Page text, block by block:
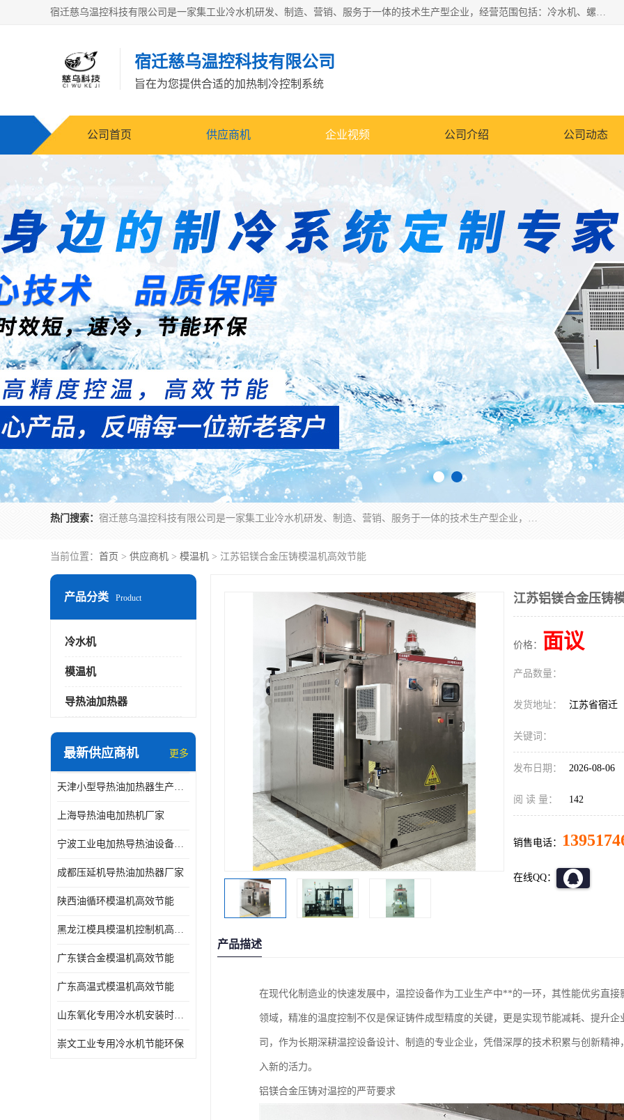
宿迁慈乌温控科技有限公司是一家集工业冷水机研发、制造、营销、服务于一体的技术生产型企业，经营范围包括：冷水机、螺杆式冷水机组、工业冷水机、水冷式冷水机、风冷式冷水机组、风冷螺杆式冷冻机组、冷冻机、注塑专用冷水机、混泥土专用冷水机、低温防爆冷水机组等。专业温控设备供应商 模温机/冷水机/导热油炉定制服务等
宿迁慈乌温控科技有限公司
旨在为您提供合适的加热制冷控制系统
公司首页 供应商机 企业视频 公司介绍 公司动态
热门搜索： 宿迁慈乌温控科技有限公司是一家集工业冷水机研发、制造、营销、服务于一体的技术生产型企业，经营范围包括：冷水机、螺杆式冷水机组、工业冷水机、水冷式冷水机、风冷式冷水机组、风冷螺杆式冷冻机组、冷冻机、注塑专用冷水机、混泥土专用冷水机、低温防爆冷水机组等。专业温控设备供应商 模温机/冷水机/导热油炉定制服务等
当前位置： 首页 > 供应商机 > 模温机 > 江苏铝镁合金压铸模温机高效节能
产品分类 Product
冷水机
模温机
导热油加热器
最新供应商机 更多
天津小型导热油加热器生产厂家
上海导热油电加热机厂家
宁波工业电加热导热油设备生产厂家
成都压延机导热油加热器厂家
陕西油循环模温机高效节能
黑龙江模具模温机控制机高效节能
广东镁合金模温机高效节能
广东高温式模温机高效节能
山东氧化专用冷水机安装时效短速冷
崇文工业专用冷水机节能环保
江苏铝镁合金压铸
价格： 面议
产品数量：
发货地址： 江苏省宿迁
关键词：
发布日期： 2026-08-06
阅 读 量： 142
销售电话：
在线QQ：
产品描述
在现代化制造业的快速发展中，温控设备作为工业生产中**的一环，其性能优劣直
领域，精准的温度控制不仅是保证铸件成型精度的关键，更是实现节能减耗、提升
司，作为长期深耕温控设备设计、制造的专业企业，凭借深厚的技术积累与创新精
入新的活力。
铝镁合金压铸对温控的严苛要求